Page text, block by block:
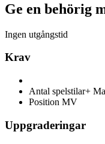
Ge en behörig
Ingen utgångstid
Krav
Antal spelstilar+
Position MV
Uppgraderingar